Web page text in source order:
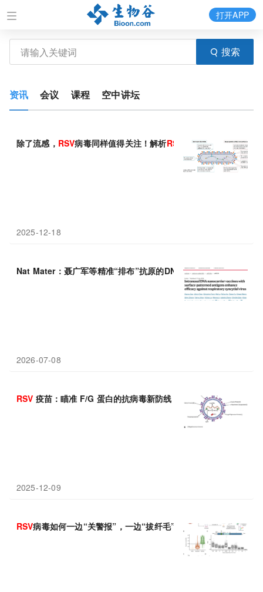
搜索
打开APP
资讯 会议 课程 空中讲坛
除了流感， RSV病毒同样值得关注！解析RSV 的F与G蛋白入侵细
2025-12-18
Nat Mater：聂广军等精准“排布”抗原的DNA纳米疫苗，实现RSV
2026-07-08
RSV 疫苗：瞄准 F/G 蛋白的抗病毒新防线
2025-12-09
RSV病毒如何一边“关警报”，一边“拔纤毛”